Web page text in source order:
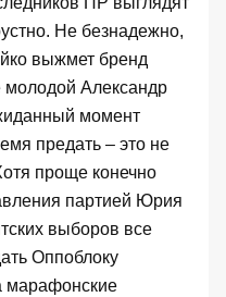
Не безнадежно,
выжмет бренд
молодой Александр
момент
предать – это не
проще конечно
партией Юрия
выборов все
Оппоблоку
марафонские